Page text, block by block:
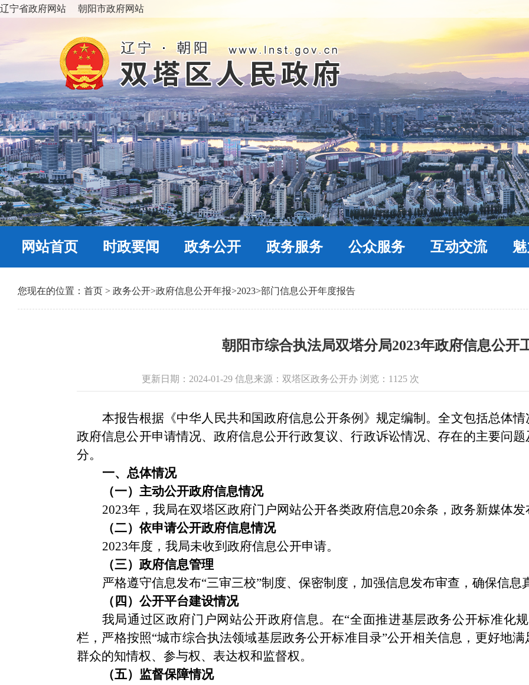
辽宁省政府网站 朝阳市政府网站
网站首页 时政要闻 政务公开 政务服务 公众服务 互动交流
您现在的位置： 首页 > 政务公开>政府信息公开年报>2023>部门信息公开年度报告
朝阳市综合执法局双塔分局2023年政府信息公开
更新日期：2024-01-29 信息来源：双塔区政务公开办 浏览： 1125 次
本报告根据《中华人民共和国政府信息公开条例》规定编制。全文包括总体
政府信息公开申请情况、政府信息公开行政复议、行政诉讼情况、存在的主要问
分。
一、总体情况
（一）主动公开政府信息情况
2023年，我局在双塔区政府门户网站公开各类政府信息20余条，政务新媒体发
（二）依申请公开政府信息情况
2023年度，我局未收到 政府信息公开申请。
（三）政府信息管理
严格遵守信息发布“三审三校”制度、保密制度，加强信息发布审查，确保信息
（四）公开平台建设情况
我局通过区政府门户网站公开政府信息。在“全面推进基层政务公开标准化
栏，严格按照“城市综合执法领域基层政务公开标准目录”公开相关信息，更好地
群众的知情权、参与权、表达权和监督权。
（五）监督保障情况